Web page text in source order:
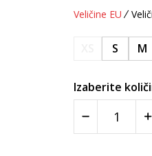
Veličine EU
S M
Izaberite